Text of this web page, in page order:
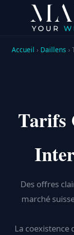
Accueil › Daillens ›
Tarifs
Des offres
marché
La coexistence